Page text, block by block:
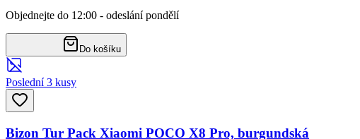
Objednejte do 12:00 - odeslání pondělí
Do košíku
Poslední 3 kusy
Bizon Tur Pack Xiaomi POCO X8 Pro, burgundská